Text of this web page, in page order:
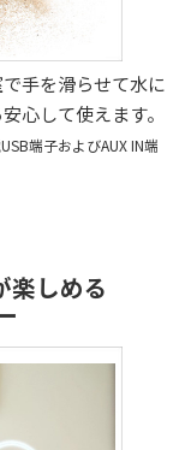
手を滑らせて水に
心して使えます。
端子およびAUX IN端
楽しめる